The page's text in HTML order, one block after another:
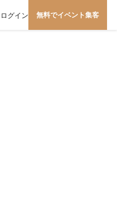
ログイン 無料でイベント集客